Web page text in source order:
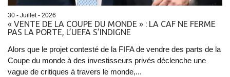
30 - Juillet - 2026
« VENTE DE LA COUPE DU MONDE » : LA CAF NE FERME
PAS LA PORTE, L’UEFA S’INDIGNE
Alors que le projet contesté de la FIFA de vendre des parts de la
Coupe du monde à des investisseurs privés déclenche une
vague de critiques à travers le monde,...